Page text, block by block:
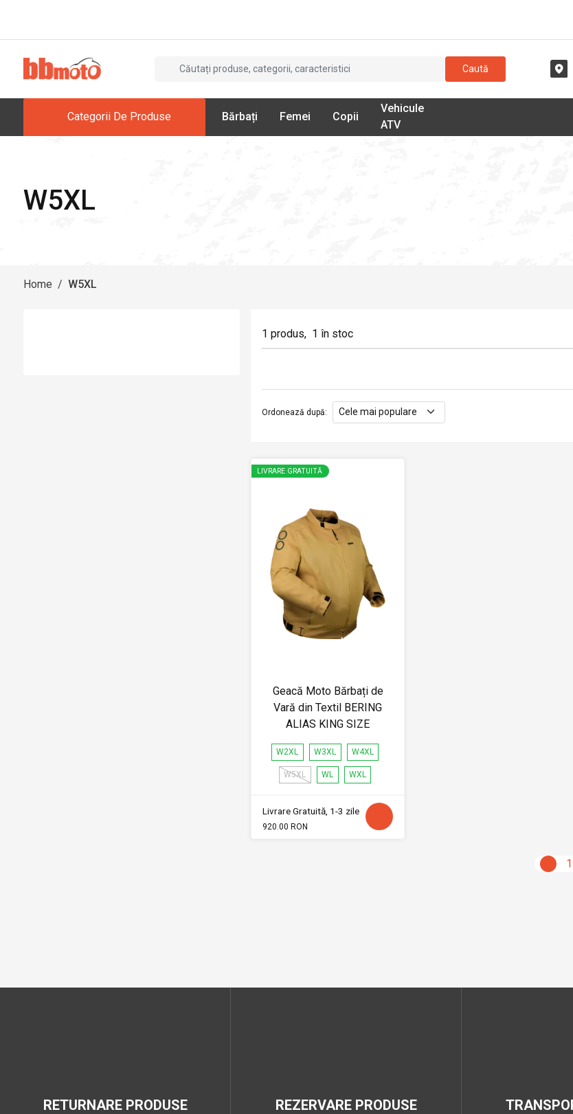
Caută
Categorii De Produse Bărbați Femei Copii
Vehicule
ATV
W5XL
Home / W5XL
1 produs, 1 în stoc
Ordonează după:
LIVRARE GRATUITĂ
Geacă Moto Bărbați de
Vară din Textil BERING
ALIAS KING SIZE
W2XL W3XL W4XL
W5XL WL WXL
Livrare Gratuită, 1-3 zile
920.00 RON
1
RETURNARE PRODUSE REZERVARE PRODUSE